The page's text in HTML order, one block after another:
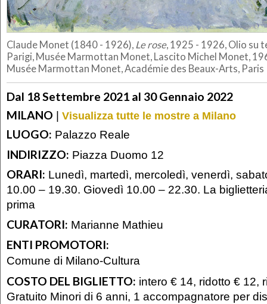
Claude Monet (1840 - 1926), Le rose, 1925 - 1926, Olio su
Parigi, Musée Marmottan Monet, Lascito Michel Monet,
Musée Marmottan Monet, Académie des Beaux-Arts, Paris
Dal 18 Settembre 2021 al 30 Gennaio 2022
MILANO | Visualizza tutte le mostre a Milano
LUOGO: Palazzo Reale
INDIRIZZO: Piazza Duomo 12
ORARI: Lunedì, martedì, mercoledì, venerdì,
10.00 – 19.30. Giovedì 10.00 – 22.30. La
prima
CURATORI: Marianne Mathieu
ENTI PROMOTORI:
Comune di Milano-Cultura
COSTO DEL BIGLIETTO: intero € 14, ridotto € 12,
Gratuito Minori di 6 anni, 1 accompagnatore per